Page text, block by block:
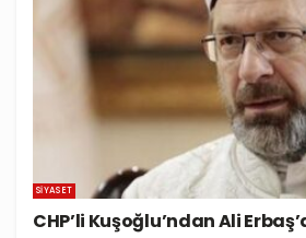
SIYASET
CHP’li Kuşoğlu’ndan Ali